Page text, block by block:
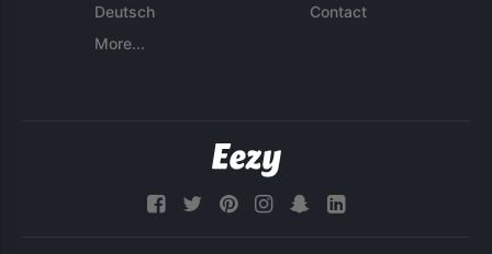
Deutsch
More...
Contact